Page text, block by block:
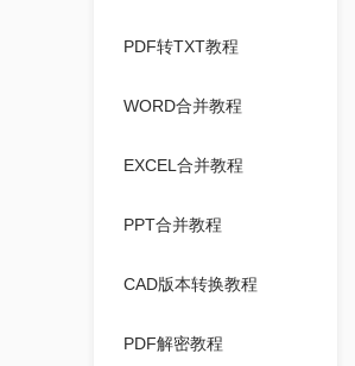
PDF转TXT教程
WORD合并教程
EXCEL合并教程
PPT合并教程
CAD版本转换教程
PDF解密教程